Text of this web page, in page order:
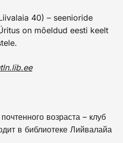
40) – seenioride
on mõeldud eesti keelt
возраста – клуб
в библиотеке Лийвалайа